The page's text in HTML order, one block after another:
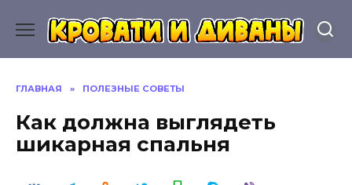
содержанию
ГЛАВНАЯ » ПОЛЕЗНЫЕ СОВЕТЫ
Как должна выглядеть
шикарная спальня